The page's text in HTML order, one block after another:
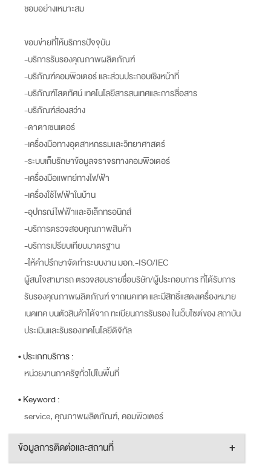
ชอบอย่างเหมาะสม
ขอบข่ายที่ให้บริการปัจจุบัน
-บริการรับรองคุณภาพผลิตภัณฑ์
-บริภัณฑ์คอมพิวเตอร์ และส่วนประกอบเชิงหน้าที่
-บริภัณฑ์โสตทัศน์ เทคโนโลยีสารสนเทศและการสื่อสาร
-บริภัณฑ์ส่องสว่าง
-ดาตาเซนเตอร์
-เครื่องมือทางอุตสาหกรรมและวิทยาศาสตร์
-ระบบเก็บรักษาข้อมูลจราจรทางคอมพิวเตอร์
-เครื่องมือแพทย์ทางไฟฟ้า
-เครื่องใช้ไฟฟ้าในบ้าน
-อุปกรณ์ไฟฟ้าและอิเล็กทรอนิกส์
-บริการตรวจสอบคุณภาพสินค้า
-บริการเปรียบเทียบมาตรฐาน
-ให้คำปรึกษาจัดทำระบบงาน มอก.-ISO/IEC
ผู้สนใจสามารถ ตรวจสอบรายชื่อบริษัท/ผู้ประกอบการ ที่ได้รับการ
รับรองคุณภาพผลิตภัณฑ์ จากเนคเทค และมีสิทธิ์แสดงเครื่องหมาย
เนคเทค บนตัวสินค้าได้จาก ทะเบียนการรับรอง ในเว็บไซต์ของ สถาบัน
ประเมินและรับรองเทคโนโลยีดิจิทัล
• ประเภทบริการ :
หน่วยงานภาครัฐทั่วไปในพื้นที่
• Keyword :
service, คุณภาพผลิตภัณฑ์, คอมพิวเตอร์
ข้อมูลการติดต่อและสถานที่ +